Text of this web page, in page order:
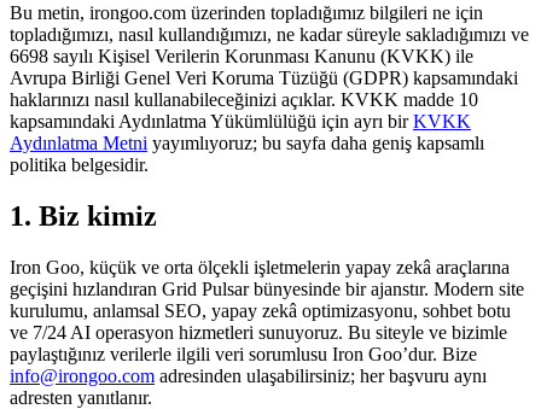
Bu metin, irongoo.com üzerinden topladığımız bilgileri ne için
topladığımızı, nasıl kullandığımızı, ne kadar süreyle sakladığımızı ve
6698 sayılı Kişisel Verilerin Korunması Kanunu (KVKK) ile
Avrupa Birliği Genel Veri Koruma Tüzüğü (GDPR) kapsamındaki
haklarınızı nasıl kullanabileceğinizi açıklar. KVKK madde 10
kapsamındaki Aydınlatma Yükümlülüğü için ayrı bir KVKK
Aydınlatma Metni yayımlıyoruz; bu sayfa daha geniş kapsamlı
politika belgesidir.
1. Biz kimiz
Iron Goo, küçük ve orta ölçekli işletmelerin yapay zekâ araçlarına
geçişini hızlandıran Grid Pulsar bünyesinde bir ajanstır. Modern site
kurulumu, anlamsal SEO, yapay zekâ optimizasyonu, sohbet botu
ve 7/24 AI operasyon hizmetleri sunuyoruz. Bu siteyle ve bizimle
paylaştığınız verilerle ilgili veri sorumlusu Iron Goo’dur. Bize
info@irongoo.com adresinden ulaşabilirsiniz; her başvuru aynı
adresten yanıtlanır.